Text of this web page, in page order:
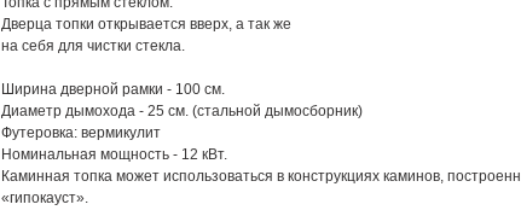
Дверца топки открывается вверх, а так же
на себя для чистки стекла.
Ширина дверной рамки - 100 см.
Диаметр дымохода - 25 см. (стальной дымосборник)
Футеровка: вермикулит
Номинальная мощность - 12 кВт.
Каминная топка может использоваться в конструкциях каминов,
«гипокауст».